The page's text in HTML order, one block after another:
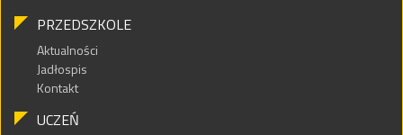
PRZEDSZKOLE
Aktualności
Jadłospis
Kontakt
UCZEŃ